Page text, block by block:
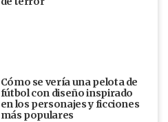
Cómo se vería una pelota de
fútbol con diseño inspirado
en los personajes y ficciones
más populares